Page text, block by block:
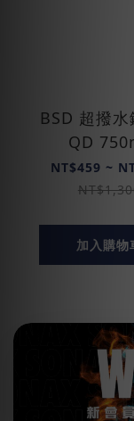
BSD 超撥
QD
NT$459 ~
加入購物